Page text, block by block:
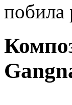
побила